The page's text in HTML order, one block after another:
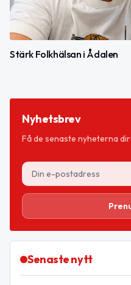
Stärk Folkhälsan i Ådalen
Nyhetsbrev
Få de senaste nyheterna
Senaste nytt